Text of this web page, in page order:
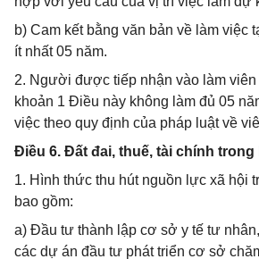
b) Cam kết bằng văn bản về làm việc
ít nhất 05 năm.
2. Người được tiếp nhận vào làm
khoản 1 Điều này không làm đủ 05
việc theo quy định của pháp luật về
Điều 6. Đất đai, thuế, tài chính
1. Hình thức thu hút nguồn lực xã hội
bao gồm:
a) Đầu tư thành lập cơ sở y tế tư
các dự án đầu tư phát triển cơ sở